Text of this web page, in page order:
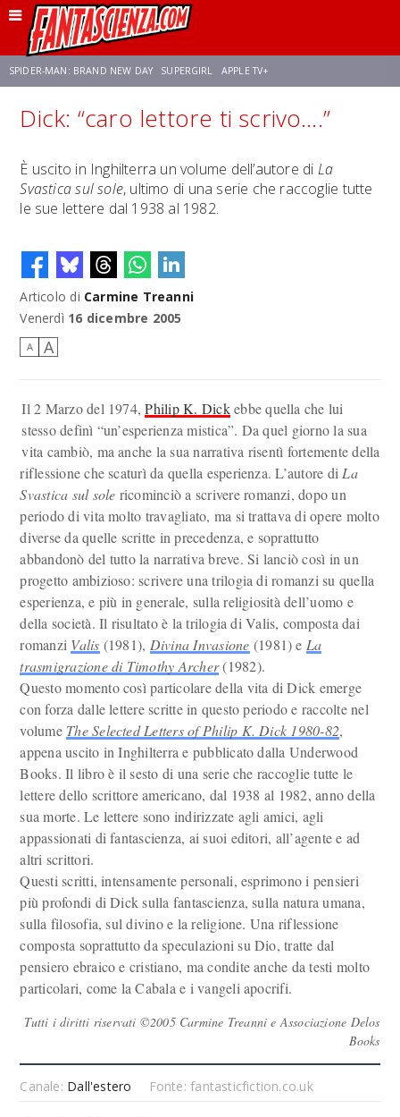
SPIDER-MAN: BRAND NEW DAY SUPERGIRL APPLE TV+
FRANCO RICCIARDIELLO ZENDAYA STAR TREK AVENGERS: DOOMSDAY
NETFLIX SADIE SINK STAR TREK: STRANGE NEW WORLDS
Dick: “caro lettore ti scrivo….”
È uscito in Inghilterra un volume dell’autore di La
Svastica sul sole, ultimo di una serie che raccoglie tutte
le sue lettere dal 1938 al 1982.
Articolo di Carmine Treanni
Venerdì 16 dicembre 2005
A A
Il 2 Marzo del 1974,Philip K. Dickebbe quella che lui
stesso definì “un’esperienza mistica”. Da quel giorno la sua
vita cambiò, ma anche la sua narrativa risentì fortemente della
riflessione che scaturì da quella esperienza. L’autore di La
Svastica sul sole ricominciò a scrivere romanzi, dopo un
periodo di vita molto travagliato, ma si trattava di opere molto
diverse da quelle scritte in precedenza, e soprattutto
abbandonò del tutto la narrativa breve. Si lanciò così in un
progetto ambizioso: scrivere una trilogia di romanzi su quella
esperienza, e più in generale, sulla religiosità dell’uomo e
della società. Il risultato è la trilogia di Valis, composta dai
romanzi Valis (1981), Divina Invasione (1981) e La
trasmigrazione di Timothy Archer(1982).
Questo momento così particolare della vita di Dick emerge
con forza dalle lettere scritte in questo periodo e raccolte nel
volume The Selected Letters of Philip K. Dick 1980-82,
appena uscito in Inghilterra e pubblicato dalla Underwood
Books. Il libro è il sesto di una serie che raccoglie tutte le
lettere dello scrittore americano, dal 1938 al 1982, anno della
sua morte. Le lettere sono indirizzate agli amici, agli
appassionati di fantascienza, ai suoi editori, all’agente e ad
altri scrittori.
Questi scritti, intensamente personali, esprimono i pensieri
più profondi di Dick sulla fantascienza, sulla natura umana,
sulla filosofia, sul divino e la religione. Una riflessione
composta soprattutto da speculazioni su Dio, tratte dal
pensiero ebraico e cristiano, ma condite anche da testi molto
particolari, come la Cabala e i vangeli apocrifi.
Tutti i diritti riservati ©2005 Carmine Treanni e Associazione Delos
Books
Canale: Dall'estero Fonte: fantasticfiction.co.uk